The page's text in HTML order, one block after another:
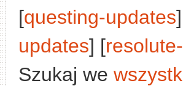
[questing-updates
updates] [
Szukaj we